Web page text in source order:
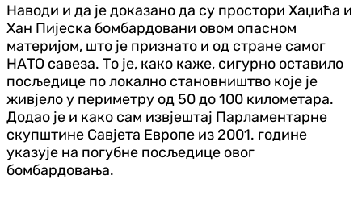
Наводи и да је доказано да су простори Хаџића и
Хан Пијеска бомбардовани овом опасном
материјом, што је признато и од стране самог
НАТО савеза. То је, како каже, сигурно оставило
посљедице по локално становништво које је
живјело у периметру од 50 до 100 километара.
Додао је и како сам извјештај Парламентарне
скупштине Савјета Европе из 2001. године
указује на погубне посљедице овог
бомбардовања.